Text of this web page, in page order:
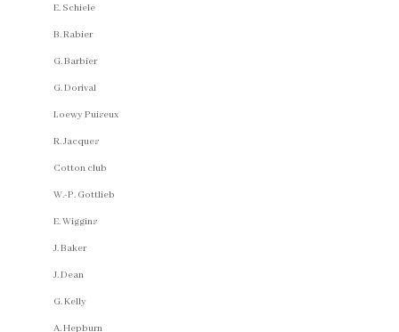
E. Schiele
B. Rabier
G. Barbier
G. Dorival
Loewy Puiseux
R. Jacques
Cotton club
W.-P. Gottlieb
E. Wiggins
J. Baker
J. Dean
G. Kelly
A. Hepburn